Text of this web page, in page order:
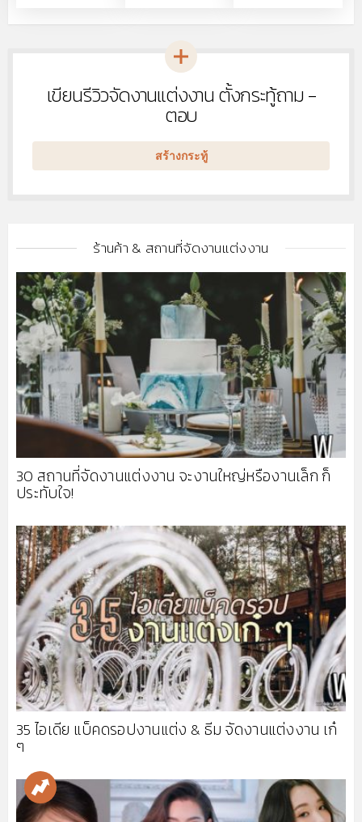
หัวข้อ
ใหม่เขียนรีวิวจัดงานแต่งงาน ตั้งกระทู้ถาม -
ตอบ
สร้างกระทู้
ร้านค้า & สถานที่จัดงานแต่งงาน
30 สถานที่จัดงานแต่งงาน จะงานใหญ่หรืองานเล็ก ก็
ประทับใจ!
35 ไอเดีย แบ็คดรอปงานแต่ง & ธีม จัดงานแต่งงาน เก๋
ๆ